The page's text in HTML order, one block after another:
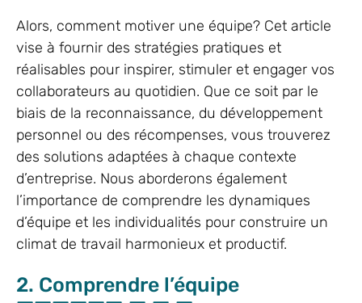
Alors, comment motiver une équipe? Cet article
vise à fournir des stratégies pratiques et
réalisables pour inspirer, stimuler et engager vos
collaborateurs au quotidien. Que ce soit par le
biais de la reconnaissance, du développement
personnel ou des récompenses, vous trouverez
des solutions adaptées à chaque contexte
d’entreprise. Nous aborderons également
l’importance de comprendre les dynamiques
d’équipe et les individualités pour construire un
climat de travail harmonieux et productif.
2. Comprendre l’équipe